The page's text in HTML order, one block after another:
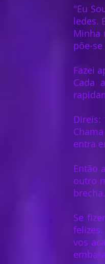
"Eu
ledes.
Minha
põe-
Fazei
Cada
Direis:
entra
Então
outro
Se
vos